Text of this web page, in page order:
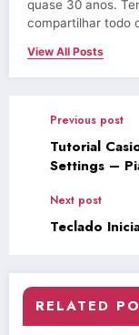
quase 30 anos.
compartilhar todo
View All Posts
Previous post
Tutorial
Settings –
Next post
Teclado
RELATED